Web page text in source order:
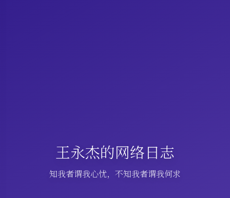
王永杰的网络日志
知我者谓我心忧，不知我者谓我何求